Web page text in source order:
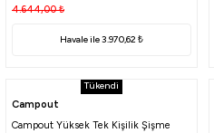
4.644,00₺
Havale ile 3.970,62 ₺
Tükendi
Campout
Campout Yüksek Tek Kişilik Şişme